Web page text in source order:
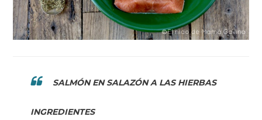
SALMÓN EN SALAZÓN A LAS HIERBAS
INGREDIENTES